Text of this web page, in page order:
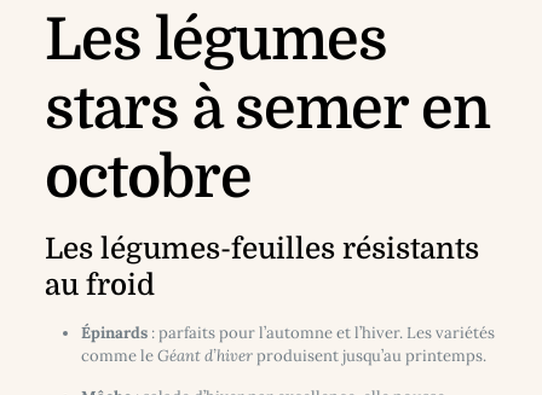
Les légumes
stars à semer en
octobre
Les légumes-feuilles résistants
au froid
Épinards: parfaits pour l’automne et l’hiver. Les variétés
comme leGéant d’hiverproduisent jusqu’au printemps.